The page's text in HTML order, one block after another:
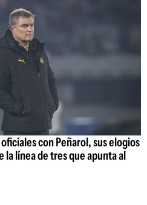
con Peñarol, sus elogios
la línea de tres que apunta al